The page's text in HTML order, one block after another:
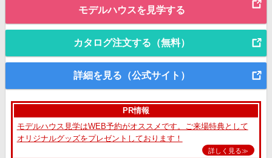
モデルハウスを見学する
カタログ注文する（無料）
詳細を見る（公式サイト）
PR情報
モデルハウス見学はWEB予約がオススメです。ご来場特典として
オリジナルグッズをプレゼントしております！
詳しく見る≫